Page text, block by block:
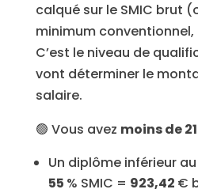
calqué sur le SMIC brut
minimum
C’est le niveau de
vont déterminer le
salaire.
🟢 Vous avez moins de
Un diplôme inférieur
55 % SMIC = 923,42 €